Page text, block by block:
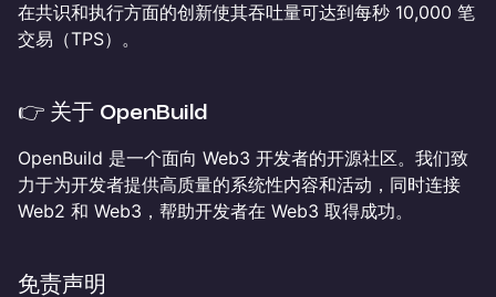
在共识和执行方面的创新使其吞吐量可达到每秒 10,000 笔
交易（TPS）。
​​👉 关于 OpenBuild
OpenBuild 是一个面向 Web3 开发者的开源社区。我们致
力于为开发者提供高质量的系统性内容和活动，同时连接
Web2 和 Web3，帮助开发者在 Web3 取得成功。
​​免责声明